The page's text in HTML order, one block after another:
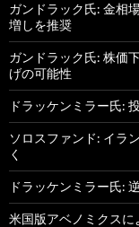
ガンドラック氏: 金相
増しを推奨
ガンドラック氏: 株価
げの可能性
ドラッケンミラー氏:
ソロスファンド: イラ
く
ドラッケンミラー氏:
米国版アベノミクスに